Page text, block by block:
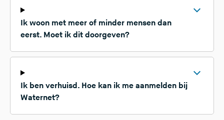
Ik woon met meer of minder mensen dan
eerst. Moet ik dit doorgeven?
Ik ben verhuisd. Hoe kan ik me aanmelden bij
Waternet?